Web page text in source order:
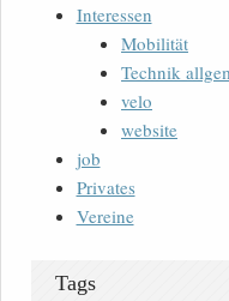
Interessen
Mobilität
Technik
velo
website
job
Privates
Vereine
Tags